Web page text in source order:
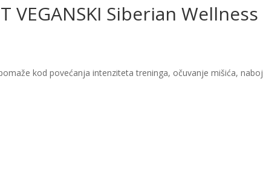
VEGANSKI Siberian Wellness
kod povećanja intenziteta treninga, očuvanje mišića, naboj